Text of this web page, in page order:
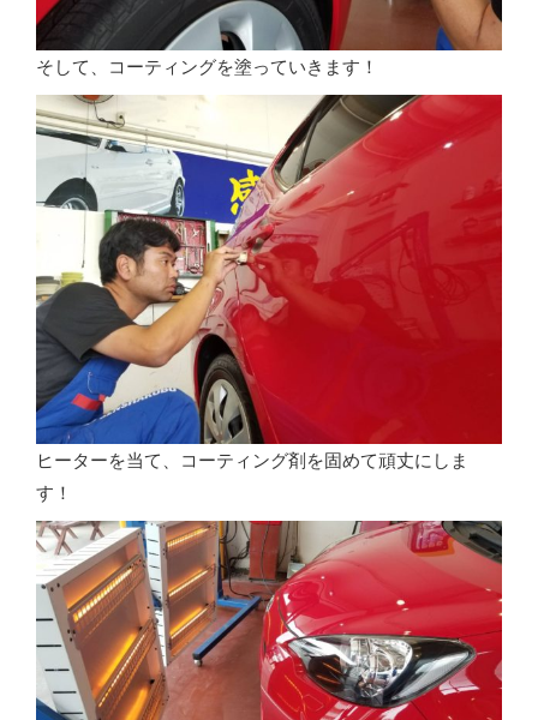
そして、コーティングを塗っていきます！
ヒーターを当て、コーティング剤を固めて頑丈にしま
す！